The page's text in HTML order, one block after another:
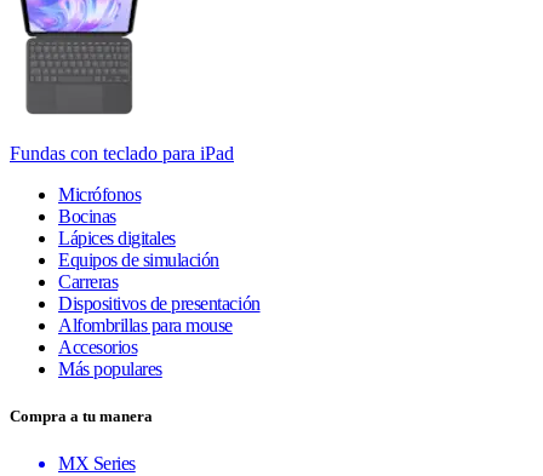
Fundas con teclado para iPad
Micrófonos
Bocinas
Lápices digitales
Equipos de simulación
Carreras
Dispositivos de presentación
Alfombrillas para mouse
Accesorios
Más populares
Compra a tu manera
MX Series